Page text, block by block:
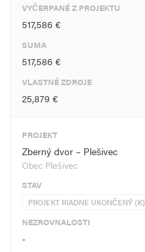
VYČERPANÉ Z PROJEKTU
517,586 €
SUMA
517,586 €
VLASTNÉ ZDROJE
25,879 €
PROJEKT
Zberný dvor – Plešivec
Obec Plešivec
STAV
PROJEKT RIADNE UKONČENÝ (K)
NEZROVNALOSTI
-